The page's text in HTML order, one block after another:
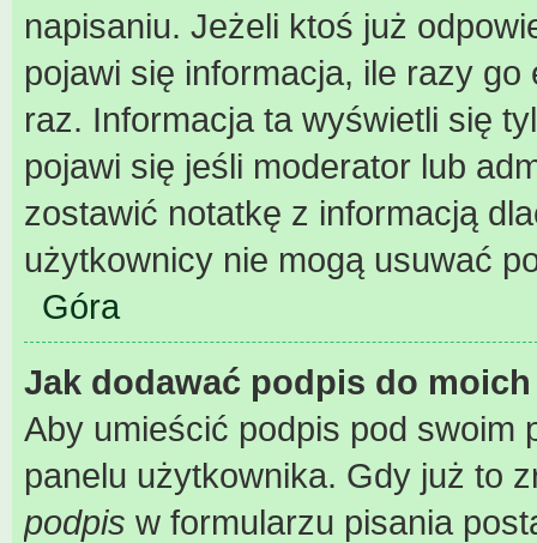
napisaniu. Jeżeli ktoś już
pojawi się informacja, ile razy go
raz. Informacja ta wyświetli się
pojawi się jeśli moderator lub
zostawić notatkę z informacją
użytkownicy nie mogą usuwać
Góra
Jak dodawać podpis do
Aby umieścić podpis pod swoim
panelu użytkownika. Gdy już to
podpis w formularzu pisania